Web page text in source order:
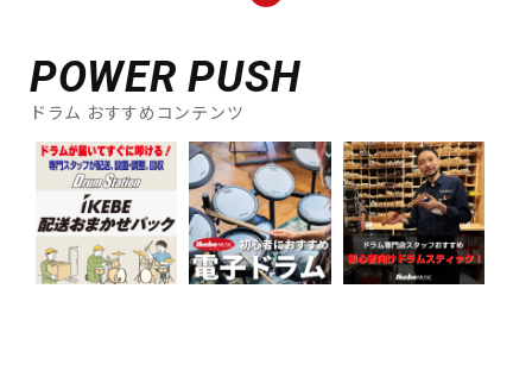
POWER PUSH
ドラム おすすめコンテンツ